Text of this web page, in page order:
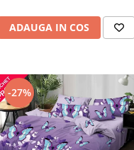
ADAUGA IN COS
-27%